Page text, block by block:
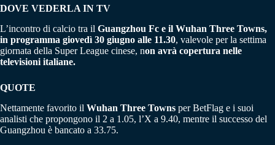
DOVE VEDERLA IN TV
L’incontro di calcio tra il Guangzhou Fc e il Wuhan Three Towns,
in programma giovedì 30 giugno alle 11.30, valevole per la settima
giornata della Super League cinese, non avrà copertura nelle
televisioni italiane.
QUOTE
Nettamente favorito il Wuhan Three Towns per BetFlag e i suoi
analisti che propongono il 2 a 1.05, l’X a 9.40, mentre il successo del
Guangzhou è bancato a 33.75.